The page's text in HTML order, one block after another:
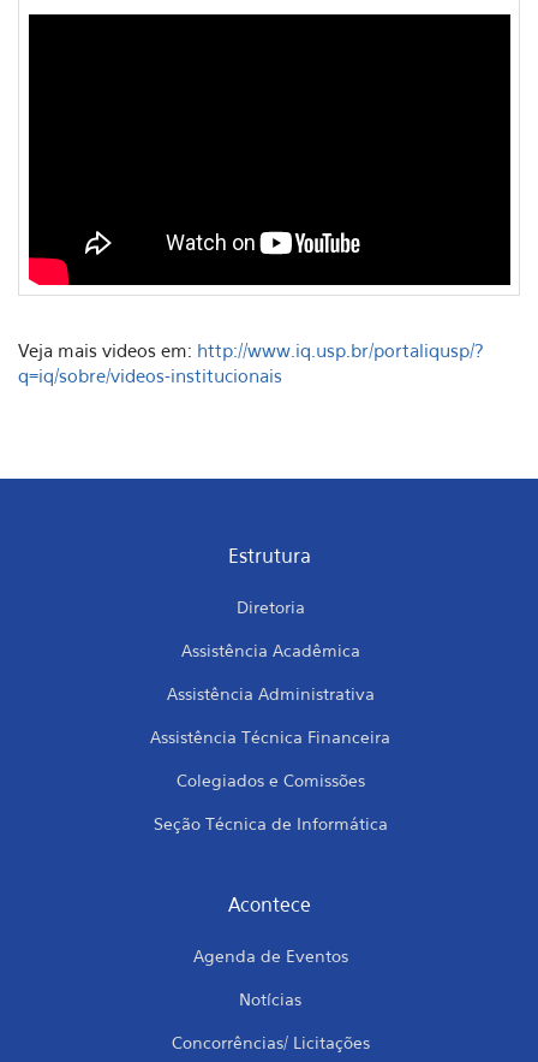
Veja mais videos em: http://www.iq.usp.br/portaliqusp/?
q=iq/sobre/videos-institucionais
Estrutura
Diretoria
Assistência Acadêmica
Assistência Administrativa
Assistência Técnica Financeira
Colegiados e Comissões
Seção Técnica de Informática
Acontece
Agenda de Eventos
Notícias
Concorrências/ Licitações